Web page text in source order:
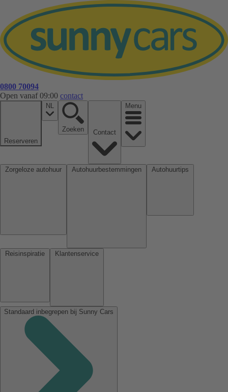
0800 70094
Open vanaf 09:00 contact
Reserveren
NL
Zoeken
Menu
Standaard inbegrepen bij Sunny Cars